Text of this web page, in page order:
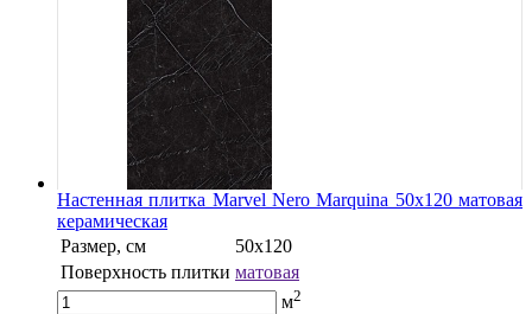
Настенная плитка Marvel Nero Marquina 50x120 матовая
керамическая
Размер, см
50x120
Поверхность плитки матовая
м2